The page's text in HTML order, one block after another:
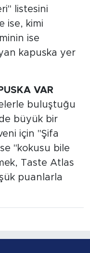
listesini
ise, kimi
ise
kapuska yer
VAR
buluştuğu
büyük bir
için "Şifa
"kokusu bile
Taste Atlas
puanlarla